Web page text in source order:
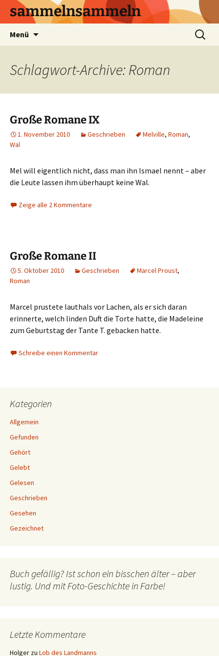
sammelnsammeln
Menü
Suchen
nach:
Schlagwort-Archive: Roman
Große Romane IX
1. November 2010 Geschrieben Melville, Roman,
Wal
Mel will eigentlich nicht, dass man ihn Ismael nennt – aber
die Leute lassen ihm überhaupt keine Wal.
Zeige alle 2 Kommentare
Große Romane II
5. Oktober 2010 Geschrieben Marcel Proust,
Roman
Marcel prustete lauthals vor Lachen, als er sich daran
erinnerte, welch linden Duft die Torte hatte, die Madeleine
zum Geburtstag der Tante T. gebacken hatte.
Schreibe einen Kommentar
Kategorien
Allgemein
Gefunden
Gehört
Gelebt
Gelesen
Geschrieben
Gesehen
Gezeichnet
Buch gefällig? Ist schon ein bisschen älter – aber
lustig. Und mit Foto-Geschichte in Farbe!
Letzte Kommentare
Holger zu Lob des Landmanns